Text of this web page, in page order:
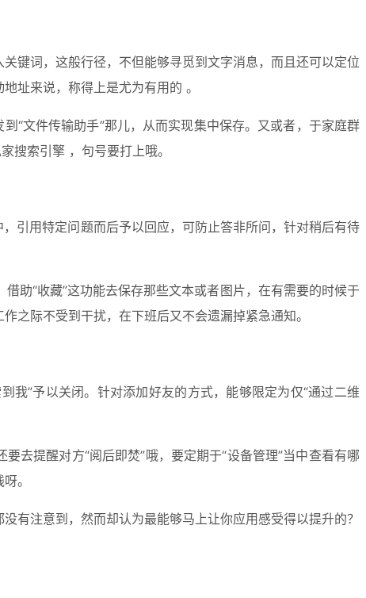
键词，这般行径，不但能够寻觅到文字消息，而且还可以定位
址来说，称得上是尤为有用的 。
“文件传输助手”那儿，从而实现集中保存。又或者，于家庭群
搜索引擎 ，句号要打上哦。
引用特定问题而后予以回应，可防止答非所问，针对稍后有待
助“收藏”这功能去保存那些文本或者图片，在有需要的时候于
之际不受到干扰，在下班后又不会遗漏掉紧急通知。
我”予以关闭。针对添加好友的方式，能够限定为仅“通过二维
去提醒对方“阅后即焚”哦，要定期于“设备管理”当中查看有哪
。
有注意到，然而却认为最能够马上让你应用感受得以提升的？